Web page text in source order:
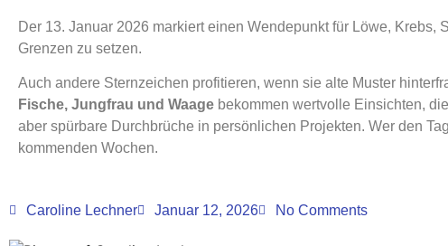
Der 13. Januar 2026 markiert einen Wendepunkt für Löwe,
Grenzen zu setzen.
Auch andere Sternzeichen profitieren, wenn sie alte Muster
Fische, Jungfrau und Waage bekommen wertvolle Einsichten,
aber spürbare Durchbrüche in persönlichen Projekten. Wer den
kommenden Wochen.
Caroline Lechner Januar 12, 2026 No Comments